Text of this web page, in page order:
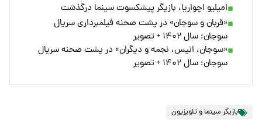
امیلیو اچواریا، بازیگر پیشکسوت سینما درگذشت
«قربان و سوجان» در پشت صحنه فیلمبرداری سریال
سوجان؛ سال ۱۴۰۲ + تصویر
«سوجان، انیس، نجمه و دیگران» در پشت صحنه سریال
سوجان؛ سال ۱۴۰۲ + تصویر
بازیگر سینما و تلویزیون